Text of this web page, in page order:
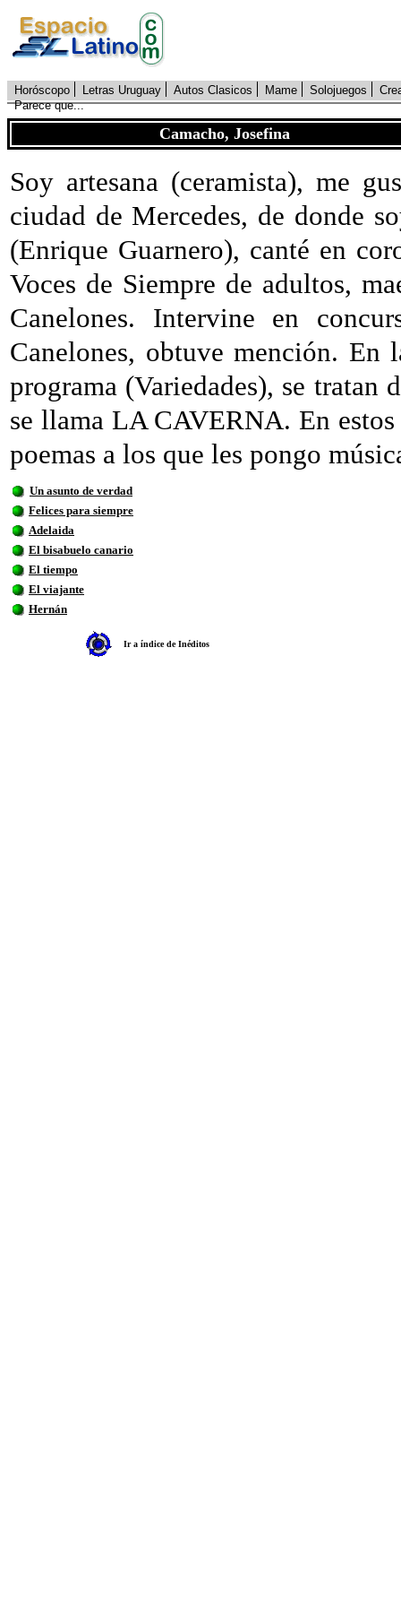
Horóscopo Letras Uruguay Autos Clasicos Mame Solojuegos
Parece que...
Camacho, Josefina
Soy artesana (ceramista), me
ciudad de Mercedes, de donde
(Enrique Guarnero), canté en
Voces de Siempre de adultos,
Canelones. Intervine en
Canelones, obtuve mención.
programa (Variedades), se
se llama LA CAVERNA. En
poemas a los que les pongo
Un asunto de verdad
Felices para siempre
Adelaida
El bisabuelo canario
El tiempo
El viajante
Hernán
Ir a índice de Inéditos